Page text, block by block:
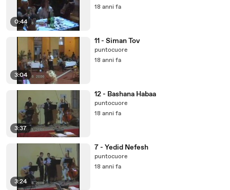
0:44
18 anni fa
3:04
11 - Siman Tov
puntocuore
18 anni fa
3:37
12 - Bashana Habaa
puntocuore
18 anni fa
3:24
7 - Yedid Nefesh
puntocuore
18 anni fa